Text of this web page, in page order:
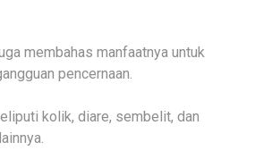
membahas manfaatnya untuk
pencernaan.
kolik, diare, sembelit, dan